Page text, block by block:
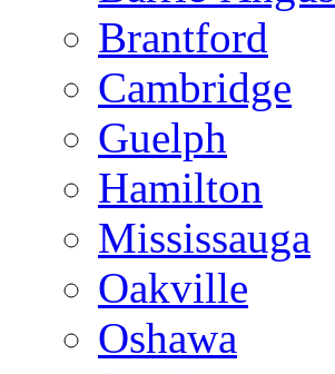
Brantford
Cambridge
Guelph
Hamilton
Mississauga
Oakville
Oshawa